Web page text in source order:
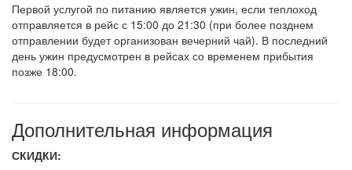
Первой услугой по питанию является ужин, если теплоход
отправляется в рейс с 15:00 до 21:30 (при более позднем
отправлении будет организован вечерний чай). В последний
день ужин предусмотрен в рейсах со временем прибытия
позже 18:00.
Дополнительная информация
СКИДКИ: